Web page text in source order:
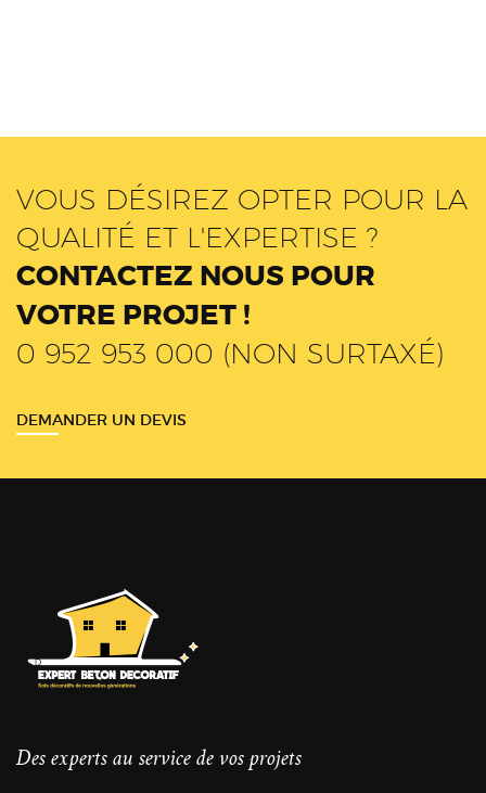
VOUS DÉSIREZ OPTER POUR LA
QUALITÉ ET L'EXPERTISE ?
CONTACTEZ NOUS POUR
VOTRE PROJET !
0 952 953 000 (NON SURTAXÉ)
DEMANDER UN DEVIS
Des experts au service de vos projets